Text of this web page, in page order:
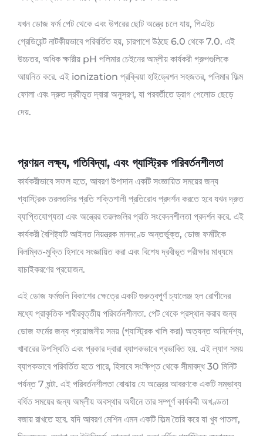
যখন ডোজ ফর্ম পেট থেকে এবং উপরের ছোট অন্ত্রে চলে যায়, পিএইচ
গ্রেডিয়েন্ট নাটকীয়ভাবে পরিবর্তিত হয়, চারপাশে উঠছে 6.0 থেকে 7.0. এই
উচ্চতর, অধিক ক্ষারীয় pH পলিমার চেইনের অম্লীয় কার্যকরী গ্রুপগুলিকে
আয়নিত করে. এই ionization প্রক্রিয়া হাইড্রেশন সহজতর, পলিমার ফিল্ম
ফোলা এবং দ্রুত দ্রবীভূত দ্বারা অনুসরণ, যা পরবর্তীতে ড্রাগ পেলোড ছেড়ে
দেয়.
প্রণয়ন লক্ষ্য, গতিবিদ্যা, এবং গ্যাস্ট্রিক পরিবর্তনশীলতা
কার্যকরীভাবে সফল হতে, আবরণ উপাদান একটি সংজ্ঞায়িত সময়ের জন্য
গ্যাস্ট্রিক তরলগুলির প্রতি শক্তিশালী প্রতিরোধ প্রদর্শন করতে হবে যখন দ্রুত
ব্যাপ্তিযোগ্যতা এবং অন্ত্রের তরলগুলির প্রতি সংবেদনশীলতা প্রদর্শন করে. এই
কার্যকরী বৈশিষ্ট্যটি আইনত নিয়ন্ত্রক মানদণ্ডে অন্তর্ভুক্ত, ডোজ ফর্মটিকে
বিলম্বিত-মুক্তি হিসাবে সংজ্ঞায়িত করা এবং বিশেষ দ্রবীভূত পরীক্ষার মাধ্যমে
যাচাইকরণের প্রয়োজন.
এই ডোজ ফর্মগুলি বিকাশের ক্ষেত্রে একটি গুরুত্বপূর্ণ চ্যালেঞ্জ হল রোগীদের
মধ্যে প্রাকৃতিক শারীরবৃত্তীয় পরিবর্তনশীলতা. পেট থেকে প্রস্থান করার জন্য
ডোজ ফর্মের জন্য প্রয়োজনীয় সময় (গ্যাস্ট্রিক খালি করা) অত্যন্ত অনির্দেশ্য,
খাবারের উপস্থিতি এবং প্রকার দ্বারা ব্যাপকভাবে প্রভাবিত হয়. এই ল্যাগ সময়
ব্যাপকভাবে পরিবর্তিত হতে পারে, হিসাবে সংক্ষিপ্ত থেকে সীমাবদ্ধ 30 মিনিট
পর্যন্ত 7 ঘন্টা. এই পরিবর্তনশীলতা বোঝায় যে অন্ত্রের আবরণকে একটি সম্ভাব্য
বর্ধিত সময়ের জন্য অম্লীয় অবস্থার অধীনে তার সম্পূর্ণ কার্যকরী অখণ্ডতা
বজায় রাখতে হবে. যদি আবরণ মেশিন এমন একটি ফিল্ম তৈরি করে যা খুব পাতলা,